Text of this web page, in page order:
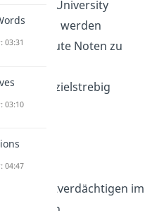
in die Yale University
werden
um gute Noten zu
und zielstrebig
Addy
alt
der Hauptverdächtigen im
03:31
03:10
04:47